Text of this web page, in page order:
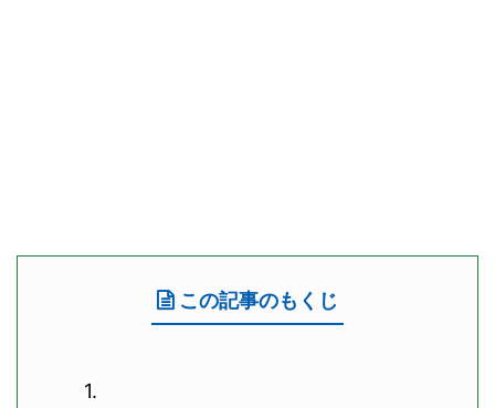
この記事のもくじ